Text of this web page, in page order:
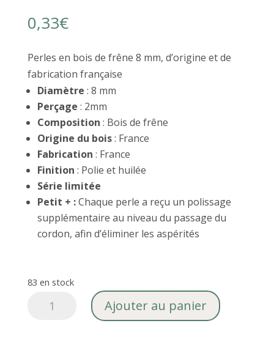
0,33€
Perles en bois de frêne 8 mm, d’origine et de
fabrication française
Diamètre : 8 mm
Perçage : 2mm
Composition : Bois de frêne
Origine du bois: France
Fabrication : France
Finition : Polie et huilée
Série limitée
Petit + :Chaque perle a reçu un polissage
supplémentaire au niveau du passage du
cordon, afin d’éliminer les aspérités
83 en stock
quantité
Ajouter au panier